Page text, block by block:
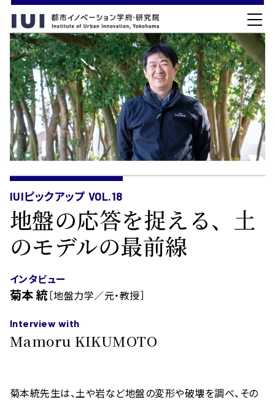
IUIピックアップ VOL.18
地盤の応答を捉える、土
のモデルの最前線
インタビュー
菊本 統 ［地盤力学／元・教授］
Interview with
Mamoru KIKUMOTO
菊本統先生は、土や岩など地盤の変形や破壊を調べ、その